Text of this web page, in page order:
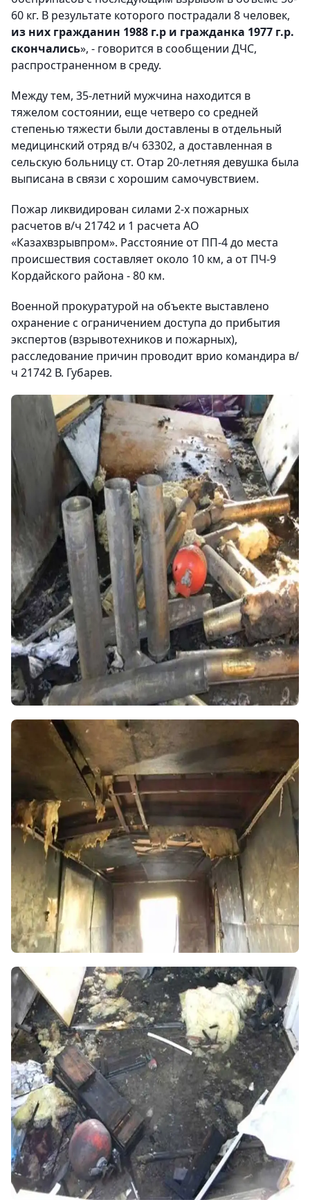
60 кг. В результате которого пострадали 8 человек,
из них гражданин 1988 г.р и гражданка 1977 г.р.
скончались», - говорится в сообщении ДЧС,
распространенном в среду.
Между тем, 35-летний мужчина находится в
тяжелом состоянии, еще четверо со средней
степенью тяжести были доставлены в отдельный
медицинский отряд в/ч 63302, а доставленная в
сельскую больницу ст. Отар 20-летняя девушка была
выписана в связи с хорошим самочувствием.
Пожар ликвидирован силами 2-х пожарных
расчетов в/ч 21742 и 1 расчета АО
«Казахвзрывпром». Расстояние от ПП-4 до места
происшествия составляет около 10 км, а от ПЧ-9
Кордайского района - 80 км.
Военной прокуратурой на объекте выставлено
охранение с ограничением доступа до прибытия
экспертов (взрывотехников и пожарных),
расследование причин проводит врио командира в/
ч 21742 В. Губарев.